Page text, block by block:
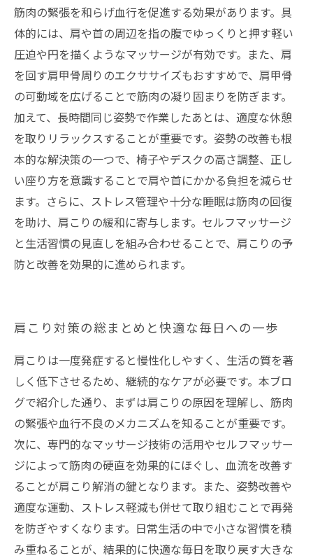
筋肉の緊張を和らげ血行を促進する効果があります。具
体的には、肩や首の周辺を指の腹でゆっくりと押す軽い
圧迫や円を描くようなマッサージが有効です。また、肩
を回す肩甲骨周りのエクササイズもおすすめで、肩甲骨
の可動域を広げることで筋肉の凝り固まりを防ぎます。
加えて、長時間同じ姿勢で作業したあとは、適度な休憩
を取りリラックスすることが重要です。姿勢の改善も根
本的な解決策の一つで、椅子やデスクの高さ調整、正し
い座り方を意識することで肩や首にかかる負担を減らせ
ます。さらに、ストレス管理や十分な睡眠は筋肉の回復
を助け、肩こりの緩和に寄与します。セルフマッサージ
と生活習慣の見直しを組み合わせることで、肩こりの予
防と改善を効果的に進められます。
肩こり対策の総まとめと快適な毎日への一歩
肩こりは一度発症すると慢性化しやすく、生活の質を著
しく低下させるため、継続的なケアが必要です。本ブロ
グで紹介した通り、まずは肩こりの原因を理解し、筋肉
の緊張や血行不良のメカニズムを知ることが重要です。
次に、専門的なマッサージ技術の活用やセルフマッサー
ジによって筋肉の硬直を効果的にほぐし、血流を改善す
ることが肩こり解消の鍵となります。また、姿勢改善や
適度な運動、ストレス軽減も併せて取り組むことで再発
を防ぎやすくなります。日常生活の中で小さな習慣を積
み重ねることが、結果的に快適な毎日を取り戻す大きな